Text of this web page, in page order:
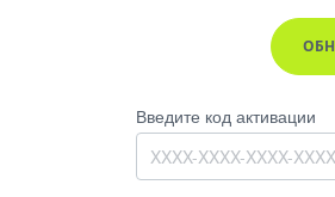
Введите код активации